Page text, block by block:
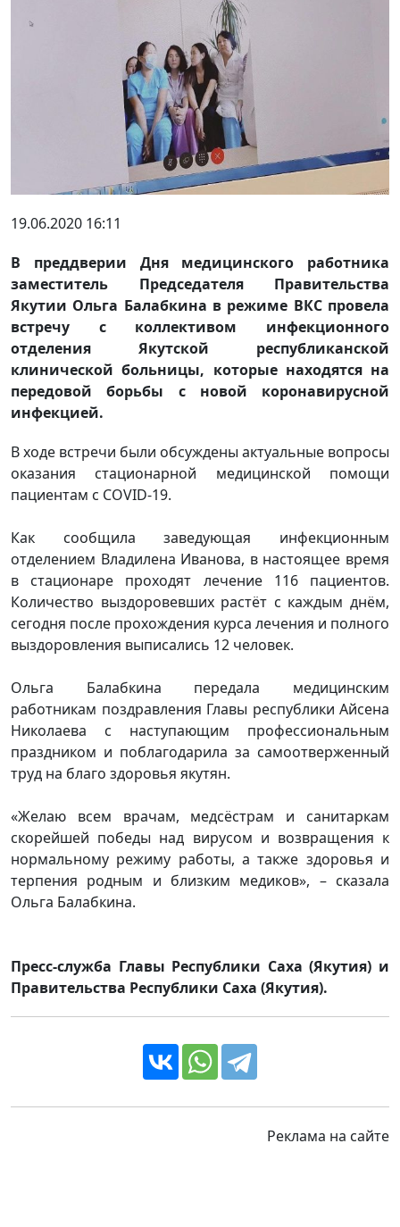
19.06.2020 16:11
В преддверии Дня медицинского работника
заместитель Председателя Правительства
Якутии Ольга Балабкина в режиме ВКС провела
встречу с коллективом инфекционного
отделения Якутской республиканской
клинической больницы, которые находятся на
передовой борьбы с новой коронавирусной
инфекцией.
В ходе встречи были обсуждены актуальные вопросы
оказания стационарной медицинской помощи
пациентам с COVID-19.
Как сообщила заведующая инфекционным
отделением Владилена Иванова, в настоящее время
в стационаре проходят лечение 116 пациентов.
Количество выздоровевших растёт с каждым днём,
сегодня после прохождения курса лечения и полного
выздоровления выписались 12 человек.
Ольга Балабкина передала медицинским
работникам поздравления Главы республики Айсена
Николаева с наступающим профессиональным
праздником и поблагодарила за самоотверженный
труд на благо здоровья якутян.
«Желаю всем врачам, медсёстрам и санитаркам
скорейшей победы над вирусом и возвращения к
нормальному режиму работы, а также здоровья и
терпения родным и близким медиков», – сказала
Ольга Балабкина.
Пресс-служба Главы Республики Саха (Якутия) и
Правительства Республики Саха (Якутия).
Реклама на сайте